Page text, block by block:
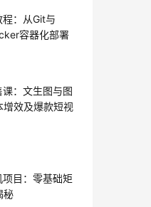
：从Git与
容器化部署
：文生图与图
增效及爆款短视
目：零基础矩
秘